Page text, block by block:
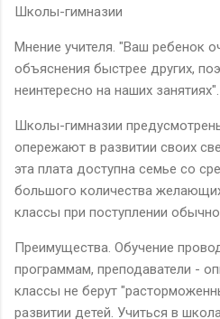
Школы-гимназии
Мнение учителя. "Ваш ребенок
объяснения быстрее других,
неинтересно на наших занятиях".
Школы-гимназии
опережают в развитии своих
эта плата доступна семье со
большого количества
классы при поступлении
Преимущества. Обучение
программам, преподаватели -
классы не берут
развитии детей. Учиться в